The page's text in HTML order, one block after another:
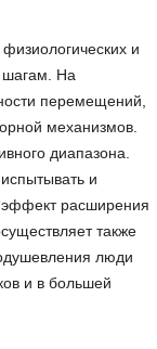
и
шагам. На
перемещений,
механизмов.
диапазона.
и
расширения
также
люди
и в большей